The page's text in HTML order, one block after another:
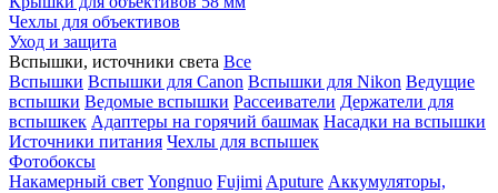
Чехлы для объективов
Уход и защита
Вспышки, источники света Все
Вспышки Вспышки для Canon Вспышки для Nikon Ведущие
вспышки Ведомые вспышки Рассеиватели Держатели для
вспышкек Адаптеры на горячий башмак Насадки на вспышки
Источники питания Чехлы для вспышек
Фотобоксы
Накамерный свет Yongnuo Fujimi Aputure Аккумуляторы,